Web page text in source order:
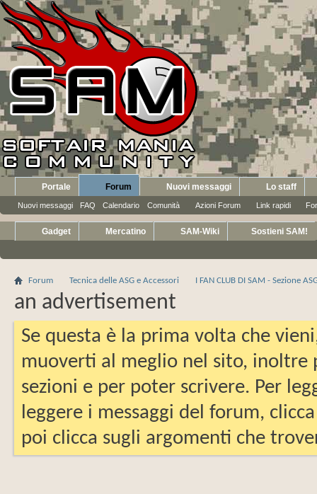
Portale Forum
Nuovi messaggi FAQ Calendario Comunità Azioni Forum Link rapidi
Nuovi messaggi Lo staff
Gadget Mercatino SAM-Wiki Sostieni SAM!
Forum Tecnica delle ASG e Accessori I FAN CLUB DI SAM - Sezione
an advertisement
Se questa è la prima volta che
muoverti al meglio nel sito, inoltre
sezioni e per poter scrivere. Per
leggere i messaggi del forum,
poi clicca sugli argomenti che